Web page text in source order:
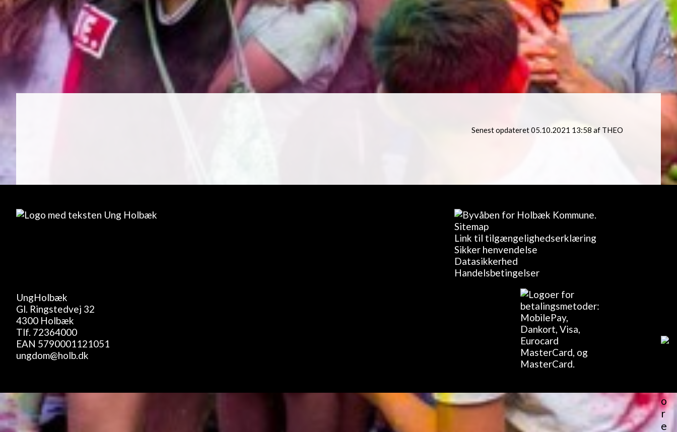
Meddelelser på mail/SMS
Vi sender ofte meddelelser på sms eller mail til dig om holdændringer, -
aflysninger eller bare påmindelser. Disse beskeder kan du (i de fleste
tilfælde) ikke besvare, da de sendes fra vores PC - telefonnummer
12 04
- så ved du det er sms fra Ungdomsskolen. Ønsker du IKKE at modtage
disse, så ring eller mail.
Senest opdateret 05.10.2021 13:58 af THEO
UngHolbæk
Gl. Ringstedvej 32
4300 Holbæk
Tlf. 72364000
EAN 5790001121051
ungdom@holb.dk
Sitemap
Link til tilgængelighedserklæring
Sikker henvendelse
Datasikkerhed
Handelsbetingelser